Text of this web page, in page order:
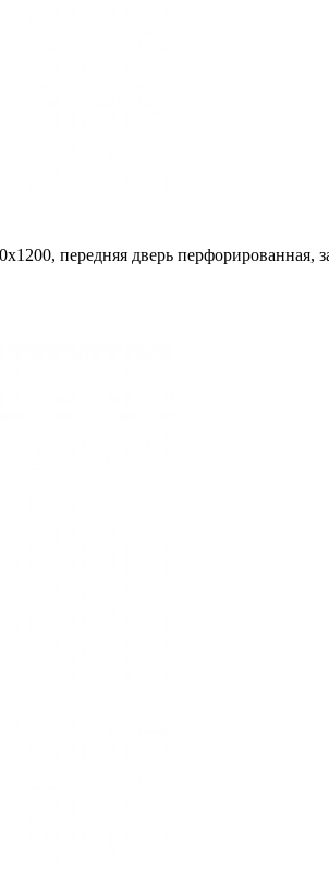
передняя дверь перфорированная,